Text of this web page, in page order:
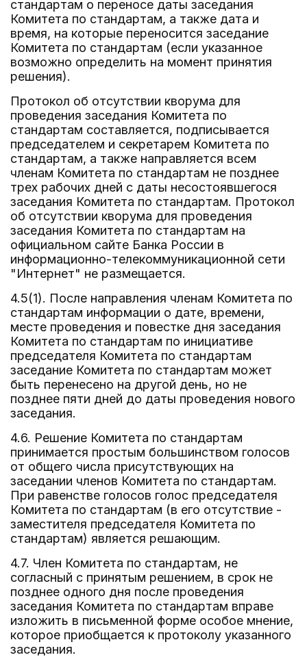
стандартам о переносе даты заседания
Комитета по стандартам, а также дата и
время, на которые переносится заседание
Комитета по стандартам (если указанное
возможно определить на момент принятия
решения).
Протокол об отсутствии кворума для
проведения заседания Комитета по
стандартам составляется, подписывается
председателем и секретарем Комитета по
стандартам, а также направляется всем
членам Комитета по стандартам не позднее
трех рабочих дней с даты несостоявшегося
заседания Комитета по стандартам. Протокол
об отсутствии кворума для проведения
заседания Комитета по стандартам на
официальном сайте Банка России в
информационно-телекоммуникационной сети
"Интернет" не размещается.
4.5(1). После направления членам Комитета по
стандартам информации о дате, времени,
месте проведения и повестке дня заседания
Комитета по стандартам по инициативе
председателя Комитета по стандартам
заседание Комитета по стандартам может
быть перенесено на другой день, но не
позднее пяти дней до даты проведения нового
заседания.
4.6. Решение Комитета по стандартам
принимается простым большинством голосов
от общего числа присутствующих на
заседании членов Комитета по стандартам.
При равенстве голосов голос председателя
Комитета по стандартам (в его отсутствие -
заместителя председателя Комитета по
стандартам) является решающим.
4.7. Член Комитета по стандартам, не
согласный с принятым решением, в срок не
позднее одного дня после проведения
заседания Комитета по стандартам вправе
изложить в письменной форме особое мнение,
которое приобщается к протоколу указанного
заседания.